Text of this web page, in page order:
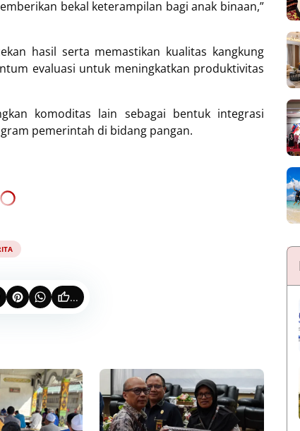
bekal keterampilan bagi anak binaan,”
hasil serta memastikan kualitas kangkung
evaluasi untuk meningkatkan produktivitas
komoditas lain sebagai bentuk integrasi
pemerintah di bidang pangan.
...